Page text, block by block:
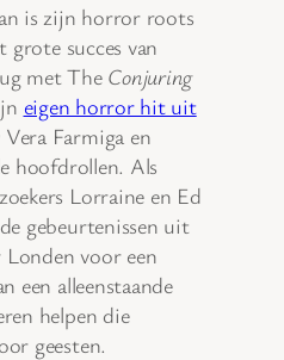
is zijn horror roots
grote succes van
met The Conjuring
eigen horror hit uit
Farmiga en
hoofdrollen. Als
Lorraine en Ed
gebeurtenissen uit
Londen voor een
een alleenstaande
helpen die
geesten.